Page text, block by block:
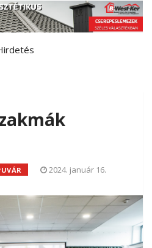
2024. január 16.